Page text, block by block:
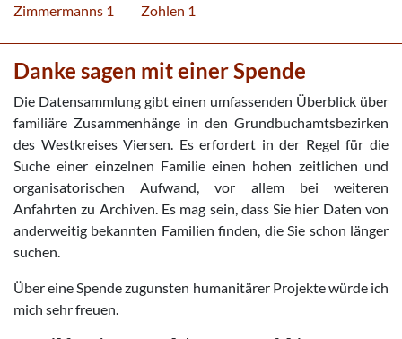
Zimmermanns 1 Zohlen 1
Danke sagen mit einer Spende
Die Datensammlung gibt einen umfassenden Überblick über
familiäre Zusammenhänge in den Grundbuchamtsbezirken
des Westkreises Viersen. Es erfordert in der Regel für die
Suche einer einzelnen Familie einen hohen zeitlichen und
organisatorischen Aufwand, vor allem bei weiteren
Anfahrten zu Archiven. Es mag sein, dass Sie hier Daten von
anderweitig bekannten Familien finden, die Sie schon länger
suchen.
Über eine Spende zugunsten humanitärer Projekte würde ich
mich sehr freuen.